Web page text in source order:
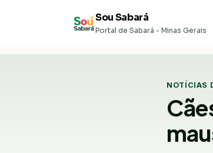
Sou Sabará
Portal de Sabará - Minas Gerais
NOTÍCIAS